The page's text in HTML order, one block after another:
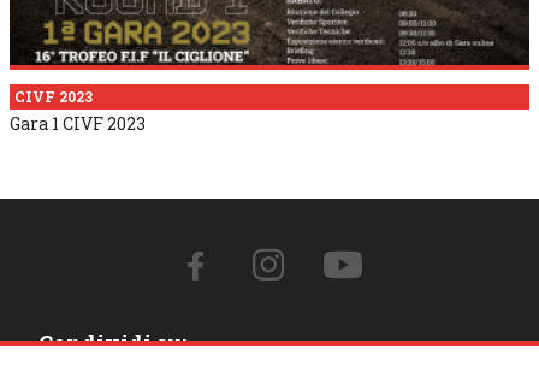
CIVF 2023
Gara 1 CIVF 2023
Condividi su: